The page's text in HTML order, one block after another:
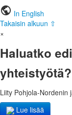
public In English
Takaisin alkuun ⇧
×
Haluatko
yhteistyötä?
Liity Pohjola-Nordenin
Lue lisää